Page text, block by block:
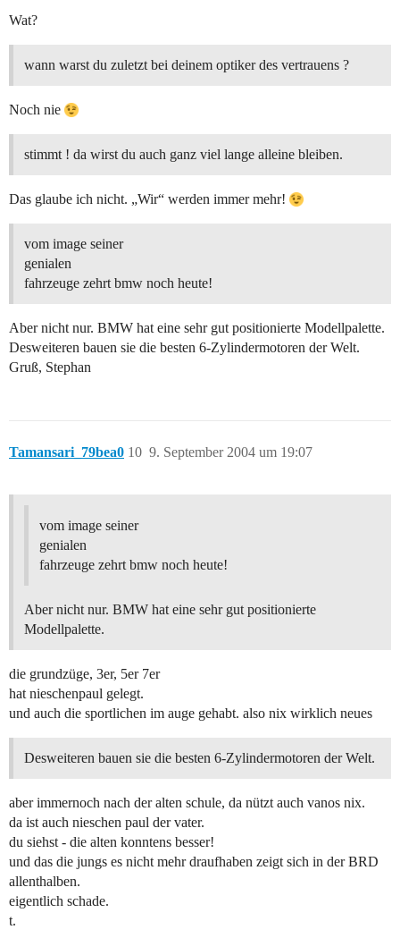
Wat?
wann warst du zuletzt bei deinem optiker des vertrauens ?
Noch nie
stimmt ! da wirst du auch ganz viel lange alleine bleiben.
Das glaube ich nicht. „Wir“ werden immer mehr!
vom image seiner
genialen
fahrzeuge zehrt bmw noch heute!
Aber nicht nur. BMW hat eine sehr gut positionierte Modellpalette.
Desweiteren bauen sie die besten 6-Zylindermotoren der Welt.
Gruß, Stephan
Tamansari_79bea0 9. September 2004 um 19:07
10
vom image seiner
genialen
fahrzeuge zehrt bmw noch heute!
Aber nicht nur. BMW hat eine sehr gut positionierte
Modellpalette.
die grundzüge, 3er, 5er 7er
hat nieschenpaul gelegt.
und auch die sportlichen im auge gehabt. also nix wirklich neues
Desweiteren bauen sie die besten 6-Zylindermotoren der Welt.
aber immernoch nach der alten schule, da nützt auch vanos nix.
da ist auch nieschen paul der vater.
du siehst - die alten konntens besser!
und das die jungs es nicht mehr draufhaben zeigt sich in der BRD
allenthalben.
eigentlich schade.
t.